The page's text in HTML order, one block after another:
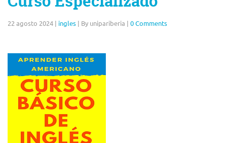
22 agosto 2024 | ingles | By unipariberia | 0 Comments